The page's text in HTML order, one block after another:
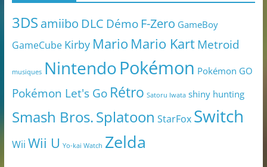
3DS amiibo DLC Démo F-Zero GameBoy
GameCube Kirby Mario Mario KartMetroid
musiques NintendoPokémon Pokémon GO
Pokémon Let's Go Rétro Satoru Iwata shiny hunting
Smash Bros.Splatoon StarFox Switch
Wii Wii U Yo-kai Watch Zelda